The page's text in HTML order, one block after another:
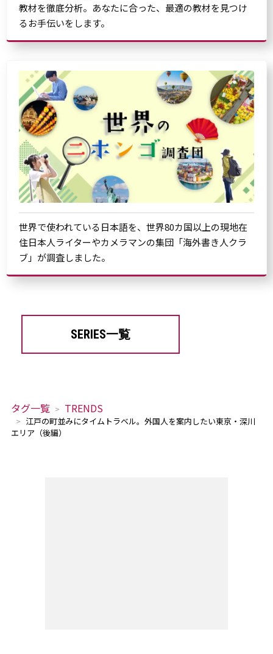
教材を徹底分析。あなたに合った、最適の教材を見つけ
るお手伝いをします。
世界で使われている日本語を、世界80カ国以上の現地在
住日本人ライターやカメラマンの集団「海外書き人クラ
ブ」が調査しました。
SERIES一覧
タグ一覧 TRENDS
江戸の町並みにタイムトラベル。外国人を案内したい東京・深川
エリア（後編）